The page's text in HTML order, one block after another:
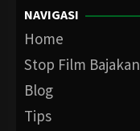
NAVIGASI
Home
Stop Film Bajakan
Blog
Tips